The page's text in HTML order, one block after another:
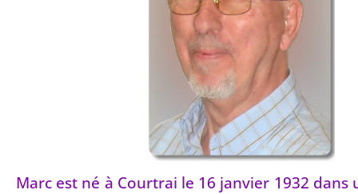
Marc est né à Courtrai le 16 janvier 1932 dans